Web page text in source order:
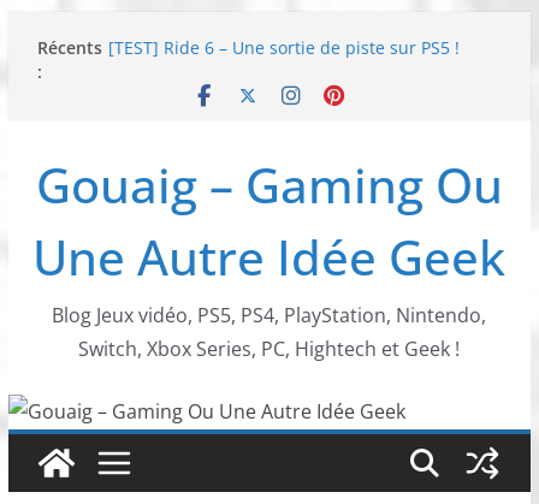
Récents
:
[TEST] Ride 6 – Une sortie de piste sur PS5 !
NEOGEO AES+ : La légende de l’arcade est de
SWITCH 2 : Nouveaux accessoires Turtle Beach X
Gouaig – Gaming Ou
Une Autre Idée Geek
Blog Jeux vidéo, PS5, PS4, PlayStation, Nintendo,
Switch, Xbox Series, PC, Hightech et Geek !